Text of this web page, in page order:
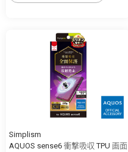
Simplism
AQUOS sense6 衝撃吸収 TPU 画面